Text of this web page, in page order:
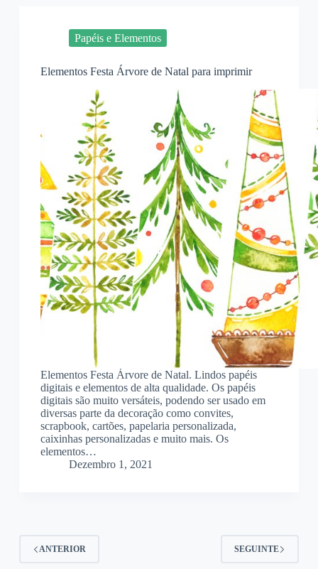
Papéis e Elementos
Elementos Festa Árvore de Natal para imprimir
Elementos Festa Árvore de Natal. Lindos papéis
digitais e elementos de alta qualidade. Os papéis
digitais são muito versáteis, podendo ser usado em
diversas parte da decoração como convites,
scrapbook, cartões, papelaria personalizada,
caixinhas personalizadas e muito mais. Os
elementos…
Dezembro 1, 2021
ANTERIOR SEGUINTE